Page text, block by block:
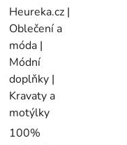
Heureka.cz |
Oblečení a
móda |
Módní
doplňky |
Kravaty a
motýlky
100%